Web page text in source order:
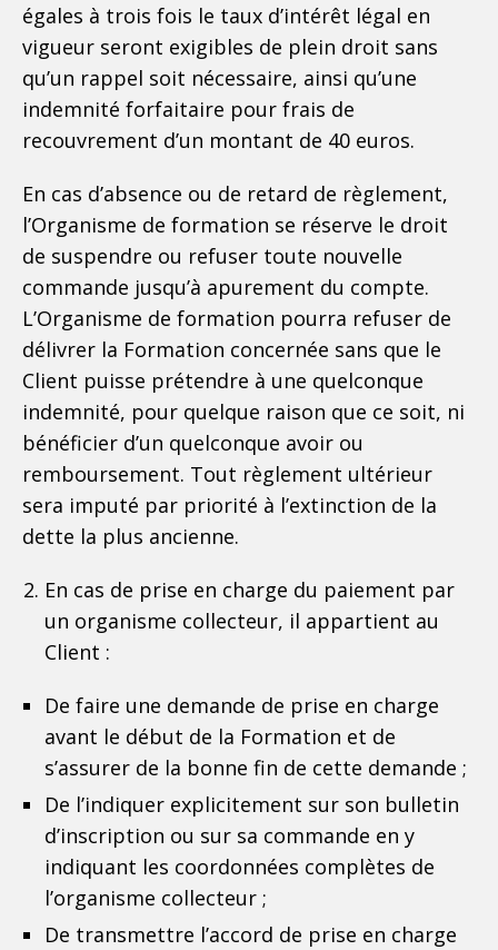
égales à trois fois le taux d’intérêt légal en
vigueur seront exigibles de plein droit sans
qu’un rappel soit nécessaire, ainsi qu’une
indemnité forfaitaire pour frais de
recouvrement d’un montant de 40 euros.
En cas d’absence ou de retard de règlement,
l’Organisme de formation se réserve le droit
de suspendre ou refuser toute nouvelle
commande jusqu’à apurement du compte.
L’Organisme de formation pourra refuser de
délivrer la Formation concernée sans que le
Client puisse prétendre à une quelconque
indemnité, pour quelque raison que ce soit, ni
bénéficier d’un quelconque avoir ou
remboursement. Tout règlement ultérieur
sera imputé par priorité à l’extinction de la
dette la plus ancienne.
En cas de prise en charge du paiement par
un organisme collecteur, il appartient au
Client :
De faire une demande de prise en charge
avant le début de la Formation et de
s’assurer de la bonne fin de cette demande ;
De l’indiquer explicitement sur son bulletin
d’inscription ou sur sa commande en y
indiquant les coordonnées complètes de
l’organisme collecteur ;
De transmettre l’accord de prise en charge